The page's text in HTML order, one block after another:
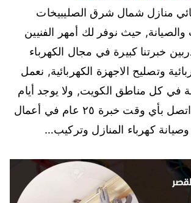
منازل شمال شرق الصليبيخات
حيث نوفر لك أمهر الفنيين
خبرتنا كبيرة في مجال الكهرباء
وتصليح الاجهزة الكهربائية, نعمل
في كل مناطق الكويت, ولا يوجد أيام
عطل وإجازات, اتصل بأي وقت خبرة ٢٥ عام في أعمال
وصيانة كهرباء المنازل وتركيب…